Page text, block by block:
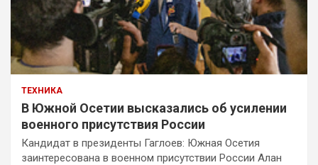
ТЕХНИКА
В Южной Осетии высказались об усилении
военного присутствия России
Кандидат в президенты Гаглоев: Южная Осетия
заинтересована в военном присутствии России Алан